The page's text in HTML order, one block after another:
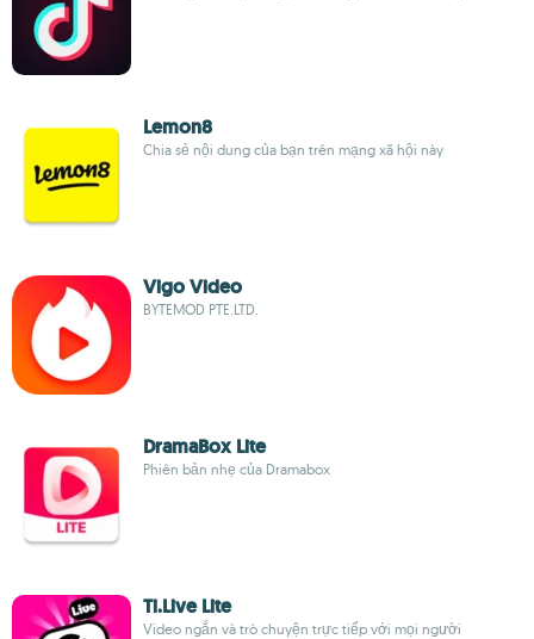
Lemon8
Chia sẻ nội dung của bạn trên mạng xã hội này
Vigo Video
BYTEMOD PTE.LTD.
DramaBox Lite
Phiên bản nhẹ của Dramabox
Ti.Live Lite
Video ngắn và trò chuyện trực tiếp với mọi người